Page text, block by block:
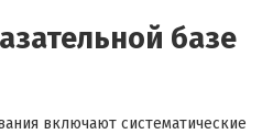
базе
включают систематические